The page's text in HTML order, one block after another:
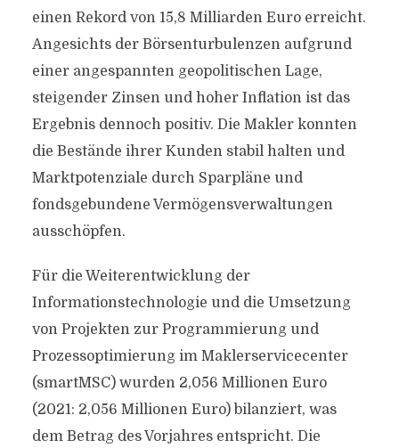
einen Rekord von 15,8 Milliarden Euro erreicht.
Angesichts der Börsenturbulenzen aufgrund
einer angespannten geopolitischen Lage,
steigender Zinsen und hoher Inflation ist das
Ergebnis dennoch positiv. Die Makler konnten
die Bestände ihrer Kunden stabil halten und
Marktpotenziale durch Sparpläne und
fondsgebundene Vermögensverwaltungen
ausschöpfen.
Für die Weiterentwicklung der
Informationstechnologie und die Umsetzung
von Projekten zur Programmierung und
Prozessoptimierung im Maklerservicecenter
(smartMSC) wurden 2,056 Millionen Euro
(2021: 2,056 Millionen Euro) bilanziert, was
dem Betrag des Vorjahres entspricht. Die